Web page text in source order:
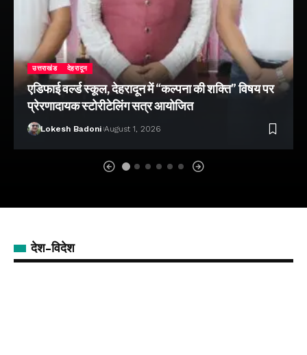
उत्तराखंड देहरादून
एडिफाई वर्ल्ड स्कूल, देहरादून में “कल्पना की शक्ति” विषय पर
प्रेरणादायक स्टोरीटेलिंग सत्र आयोजित
Lokesh Badoni August 1, 2026
देश-विदेश